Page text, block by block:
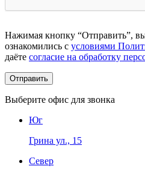
Нажимая кнопку “Отправить”,
ознакомились с условиями
даёте согласие на обработку
Выберите офис для звонка
Юг
Грина ул., 15
Север